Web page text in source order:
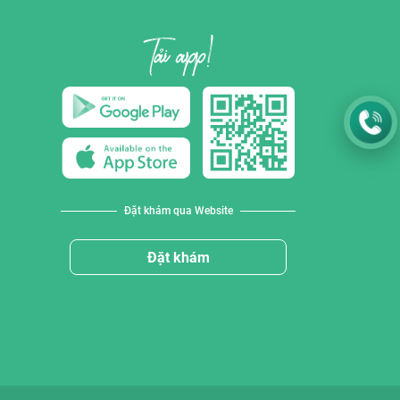
Đặt khám qua Website
Đặt khám